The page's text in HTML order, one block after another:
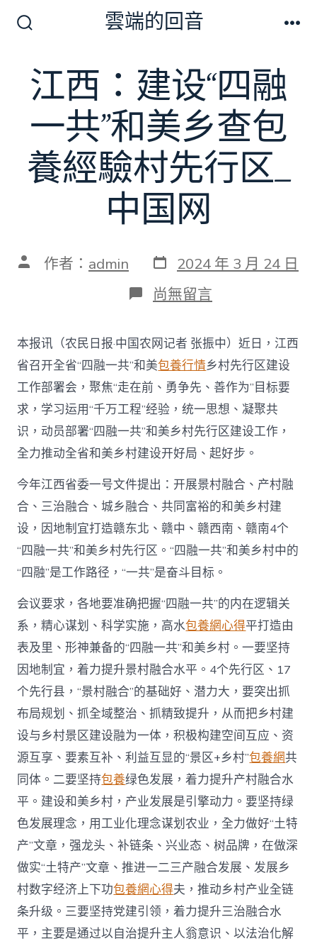
切
換
開
雲端的回音
江西：建设“四融
一共”和美乡查包
養經驗村先行区_
中国网
文 作者： admin 發
表
日
期
2024 年 3 月 24 日
在
〈江
建
设
“四
融
一
共”
和
美
乡
查
包
養
經
驗
村
先
行
区
中
国
网〉
中
尚無留言
本报讯（农民日报·中国农网记者 张振中）近日，江西
省召开全省“四融一共”和美包養行情乡村先行区建设
工作部署会，聚焦“走在前、勇争先、善作为”目标要
求，学习运用“千万工程”经验，统一思想、凝聚共
识，动员部署“四融一共”和美乡村先行区建设工作，
全力推动全省和美乡村建设开好局、起好步。
今年江西省委一号文件提出：开展景村融合、产村融
合、三治融合、城乡融合、共同富裕的和美乡村建
设，因地制宜打造赣东北、赣中、赣西南、赣南4个
“四融一共”和美乡村先行区。“四融一共”和美乡村中的
“四融”是工作路径，“一共”是奋斗目标。
会议要求，各地要准确把握“四融一共”的内在逻辑关
系，精心谋划、科学实施，高水包養網心得平打造由
表及里、形神兼备的“四融一共”和美乡村。一要坚持
因地制宜，着力提升景村融合水平。4个先行区、17
个先行县，“景村融合”的基础好、潜力大，要突出抓
布局规划、抓全域整治、抓精致提升，从而把乡村建
设与乡村景区建设融为一体，积极构建空间互应、资
源互享、要素互补、利益互显的“景区+乡村”包養網共
同体。二要坚持包養绿色发展，着力提升产村融合水
平。建设和美乡村，产业发展是引擎动力。要坚持绿
色发展理念，用工业化理念谋划农业，全力做好“土特
产”文章，强龙头、补链条、兴业态、树品牌，在做深
做实“土特产”文章、推进一二三产融合发展、发展乡
村数字经济上下功包養網心得夫，推动乡村产业全链
条升级。三要坚持党建引领，着力提升三治融合水
平，主要是通过以自治提升主人翁意识、以法治化解